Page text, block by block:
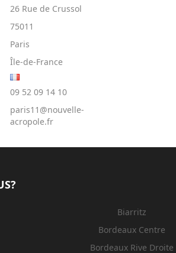
26 Rue de Crussol
75011
Paris
Île-de-France
09 52 09 14 10
paris11@nouvelle-
acropole.fr
Biarritz
Bordeaux Centre
Bordeaux Rive Droite